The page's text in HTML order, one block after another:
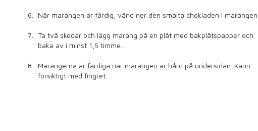
När marängen är färdig, vänd ner den smälta chokladen i
Ta två skedar och lägg maräng på en plåt med bakplåtspapper och
baka av i minst 1,5 timme.
Marängerna är färdiga när marängen är hård på undersidan. Känn
försiktigt med fingret.